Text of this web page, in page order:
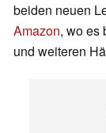
beiden neuen
Amazon, wo es
und weiteren